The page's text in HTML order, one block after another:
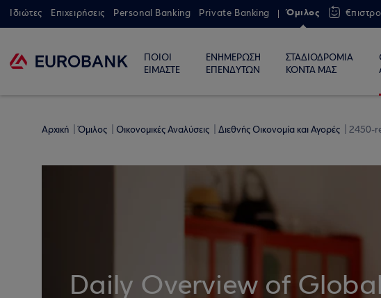
Ιδιώτες Επιχειρήσεις Personal Banking Private Banking Όμιλος
ΠΟΙΟΙ
ΕΙΜΑΣΤΕ
ΕΝΗΜΕΡΩΣΗ
ΕΠΕΝΔΥΤΩΝ
ΣΤΑΔΙΟΔΡΟΜΙΑ
ΚΟΝΤΑ ΜΑΣ
Αρχική Όμιλος Οικονομικές Αναλύσεις Διεθνής Οικονομία και Αγορές 2450-
Daily Overview of